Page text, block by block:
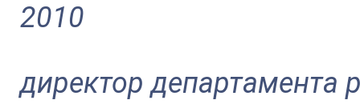
2010
директор департамента